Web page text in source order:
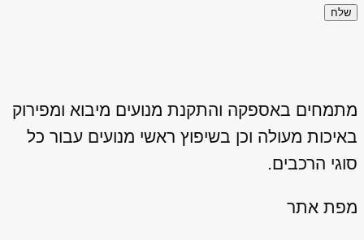
שלח
מתמחים באספקה והתקנת מנועים מיבוא ומפירוק
באיכות מעולה וכן בשיפוץ ראשי מנועים עבור כל
סוגי הרכבים.
מפת אתר